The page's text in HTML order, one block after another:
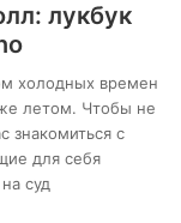
лукбук
холодных времен
летом. Чтобы не
знакомиться с
для себя
суд